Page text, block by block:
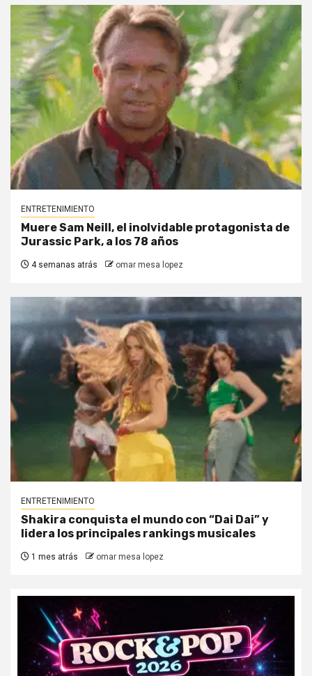
ENTRETENIMIENTO
Muere Sam Neill, el inolvidable protagonista de
Jurassic Park, a los 78 años
4 semanas atrás omar mesa lopez
ENTRETENIMIENTO
Shakira conquista el mundo con “Dai Dai” y
lidera los principales rankings musicales
1 mes atrás omar mesa lopez